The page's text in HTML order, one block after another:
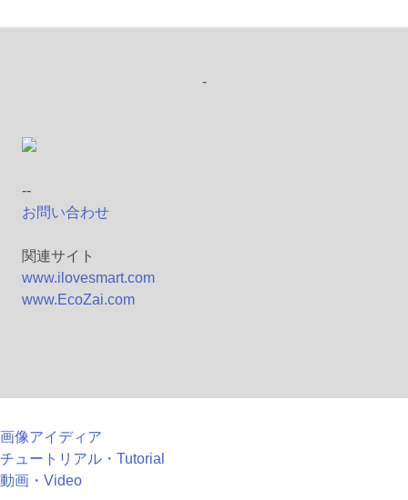
-
--
お問い合わせ
関連サイト
www.ilovesmart.com
www.EcoZai.com
画像アイディア
チュートリアル・Tutorial
動画・Video